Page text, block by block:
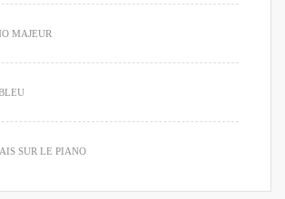
MAJEUR
SUR LE PIANO